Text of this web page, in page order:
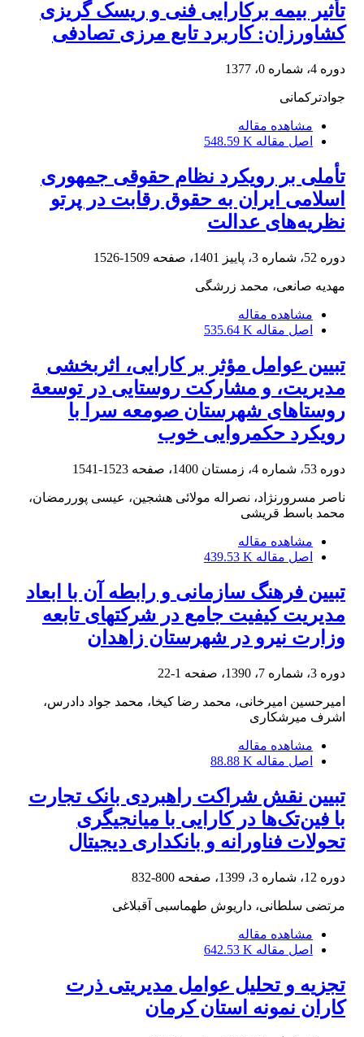
تأثیر بیمه برکارایی فنی و ریسک گریزی
کشاورزان: کاربرد تابع مرزی تصادفی
دوره 4، شماره 0، 1377
جوادترکمانی
مشاهده مقاله
اصل مقاله 548.59 K
تأملی بر رویکرد نظام حقوقی جمهوری
اسلامی ایران به حقوق رقابت در پرتو
نظریه‌های عدالت
دوره 52، شماره 3، پاییز 1401، صفحه 1509-1526
مهدیه صانعی، محمد زرشگی
مشاهده مقاله
اصل مقاله 535.64 K
تبیین عوامل مؤثر بر کارایی، اثربخشی
مدیریت، و مشارکت روستایی در توسعة
روستاهای شهرستان صومعه‏ سرا با
رویکرد حکمروایی خوب
دوره 53، شماره 4، زمستان 1400، صفحه 1523-1541
ناصر مسرورنژاد، نصراله مولائی هشجین، عیسی پوررمضان،
محمد باسط قریشی
مشاهده مقاله
اصل مقاله 439.53 K
تبیین فرهنگ سازمانی و رابطه آن با ابعاد
مدیریت کیفیت جامع در شرکت‎های تابعه
وزارت نیرو در شهرستان زاهدان
دوره 3، شماره 7، 1390، صفحه 1-22
امیرحسین امیرخانی، محمد رضا کیخا، محمد جواد دادرس،
اشرف میرشکاری
مشاهده مقاله
اصل مقاله 88.88 K
تبیین نقش شراکت راهبردی بانک تجارت
با فین‌تک‌ها در کارایی با میانجیگری
تحولات فناورانه و بانکداری دیجیتال
دوره 12، شماره 3، 1399، صفحه 800-832
مرتضی سلطانی، داریوش طهماسبی آقبلاغی
مشاهده مقاله
اصل مقاله 642.53 K
تجزیه و تحلیل عوامل مدیریتی ذرت
کاران نمونه استان کرمان